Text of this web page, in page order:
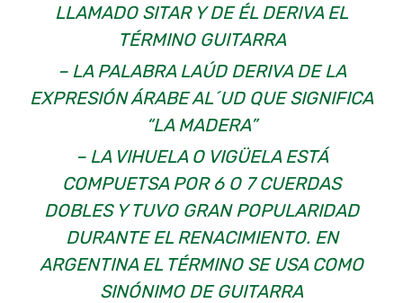
LLAMADO SITAR Y DE ÉL DERIVA EL
TÉRMINO GUITARRA
– LA PALABRA LAÚD DERIVA DE LA
EXPRESIÓN ÁRABE AL´UD QUE SIGNIFICA
“LA MADERA”
– LA VIHUELA O VIGÜELA ESTÁ
COMPUETSA POR 6 O 7 CUERDAS
DOBLES Y TUVO GRAN POPULARIDAD
DURANTE EL RENACIMIENTO. EN
ARGENTINA EL TÉRMINO SE USA COMO
SINÓNIMO DE GUITARRA